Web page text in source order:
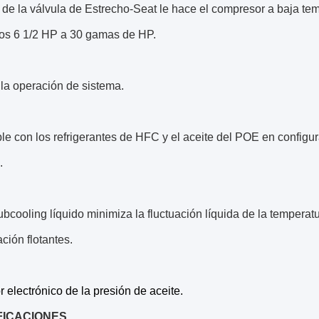
la válvula de Estrecho-Seat le hace el compresor a baja
6 1/2 HP a 30 gamas de HP.
operación de sistema.
con los refrigerantes de HFC y el aceite del POE en
líquido minimiza la fluctuación líquida de la
flotantes.
electrónico de la presión de aceite.